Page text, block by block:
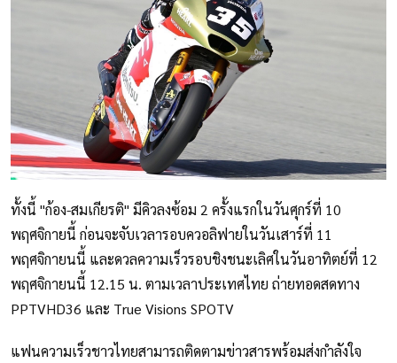
ทั้งนี้ "ก้อง-สมเกียรติ" มีคิวลงซ้อม 2 ครั้งแรกในวันศุกร์ที่ 10
พฤศจิกายนี้ ก่อนจะจับเวลารอบควอลิฟายในวันเสาร์ที่ 11
พฤศจิกายนนี้ และดวลความเร็วรอบชิงชนะเลิศในวันอาทิตย์ที่ 12
พฤศจิกายนนี้ 12.15 น. ตามเวลาประเทศไทย ถ่ายทอดสดทาง
PPTVHD36 และ True Visions SPOTV
แฟนความเร็วชาวไทยสามารถติดตามข่าวสารพร้อมส่งกำลังใจ